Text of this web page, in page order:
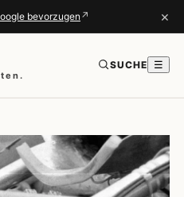
bevorzugen ↗ ×
SUCHE ☰